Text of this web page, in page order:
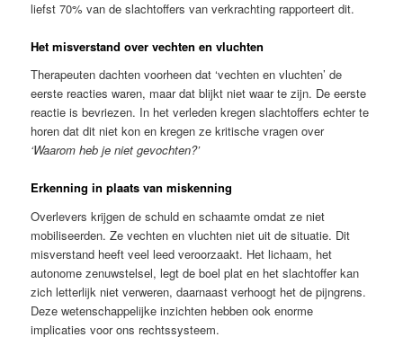
liefst 70% van de slachtoffers van verkrachting rapporteert dit.
Het misverstand over vechten en vluchten
Therapeuten dachten voorheen dat ‘vechten en vluchten’ de
eerste reacties waren, maar dat blijkt niet waar te zijn. De eerste
reactie is bevriezen. In het verleden kregen slachtoffers echter te
horen dat dit niet kon en kregen ze kritische vragen over
‘Waarom heb je niet gevochten?’
Erkenning in plaats van miskenning
Overlevers krijgen de schuld en schaamte omdat ze niet
mobiliseerden. Ze vechten en vluchten niet uit de situatie. Dit
misverstand heeft veel leed veroorzaakt. Het lichaam, het
autonome zenuwstelsel, legt de boel plat en het slachtoffer kan
zich letterlijk niet verweren, daarnaast verhoogt het de pijngrens.
Deze wetenschappelijke inzichten hebben ook enorme
implicaties voor ons rechtssysteem.